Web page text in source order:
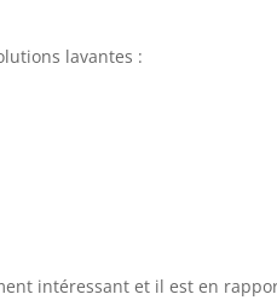
lavantes :
intéressant et il est en